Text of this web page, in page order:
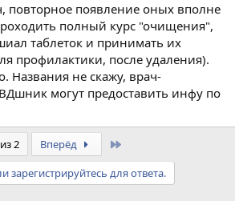
повторное появление оных вполне
полный курс "очищения",
таблеток и принимать их
профилактики, после удаления).
Названия не скажу, врач-
могут предоставить инфу по
2 Вперёд
зарегистрируйтесь для ответа.